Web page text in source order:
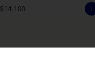
$14.100